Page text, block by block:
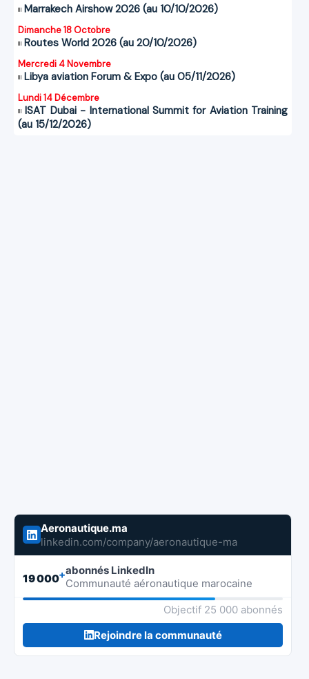
Marrakech Airshow 2026 (au 10/10/2026)
Dimanche 18 Octobre
Routes World 2026 (au 20/10/2026)
Mercredi 4 Novembre
Libya aviation Forum & Expo (au 05/11/2026)
Lundi 14 Décembre
ISAT Dubai - International Summit for Aviation Training
(au 15/12/2026)
Aeronautique.ma
linkedin.com/company/aeronautique-ma
19 000+abonnés LinkedIn
Communauté aéronautique marocaine
Objectif 25 000 abonnés
Rejoindre la communauté